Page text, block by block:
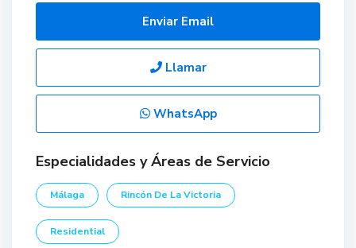
Enviar Email
Llamar
WhatsApp
Especialidades y Áreas de Servicio
Málaga Rincón De La Victoria
Residential